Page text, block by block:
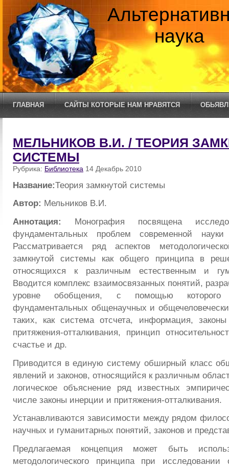
наука
ГЛАВНАЯ САЙТЫ КОТОРЫЕ НАМ НРАВЯТСЯ
МЕЛЬНИКОВ В.И. / ТЕОРИЯ
СИСТЕМЫ
Рубрика: Библиотека 14 Декабрь 2010
Название:Теория замкнутой системы
Автор: Мельников В.И.
Аннотация: Монография посвящена
фундаментальных проблем современной
Рассматривается ряд аспектов
замкнутой системы как общего принципа в
относящихся к различным естественным и
Вводится комплекс взаимосвязанных понятий,
уровне обобщения, с помощью которого
фундаментальных общенаучных и
таких, как система отсчета, информация,
притяжения-отталкивания, принцип
счастье и др.
Приводится в единую систему обширный класс
явлений и законов, относящийся к различным
логическое объяснение ряд известных
числе законы инерции и притяжения-отталкивания.
Устанавливаются зависимости между рядом
научных и гуманитарных понятий, законов и
Предлагаемая концепция может быть
методологического принципа при